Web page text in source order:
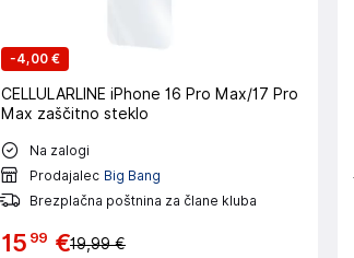
-4,00 €
CELLULARLINE iPhone 16 Pro Max/17 Pro
Max zaščitno steklo
Na zalogi
Prodajalec Big Bang
Brezplačna poštnina za člane kluba
15 99 €19,99 €